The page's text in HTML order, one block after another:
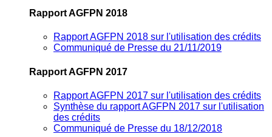
Rapport AGFPN 2018
Rapport AGFPN 2018 sur l'utilisation des crédits
Communiqué de Presse du 21/11/2019
Rapport AGFPN 2017
Rapport AGFPN 2017 sur l'utilisation des crédits
Synthèse du rapport AGFPN 2017 sur l'utilisation
des crédits
Communiqué de Presse du 18/12/2018